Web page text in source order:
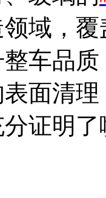
域，
车品
面清
证明